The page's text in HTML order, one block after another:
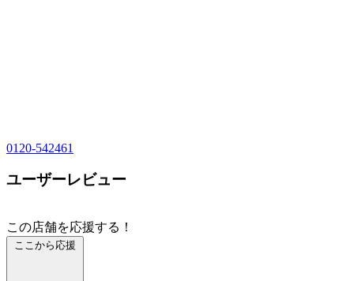
0120-542461
ユーザーレビュー
この店舗を応援する！
ここから応援